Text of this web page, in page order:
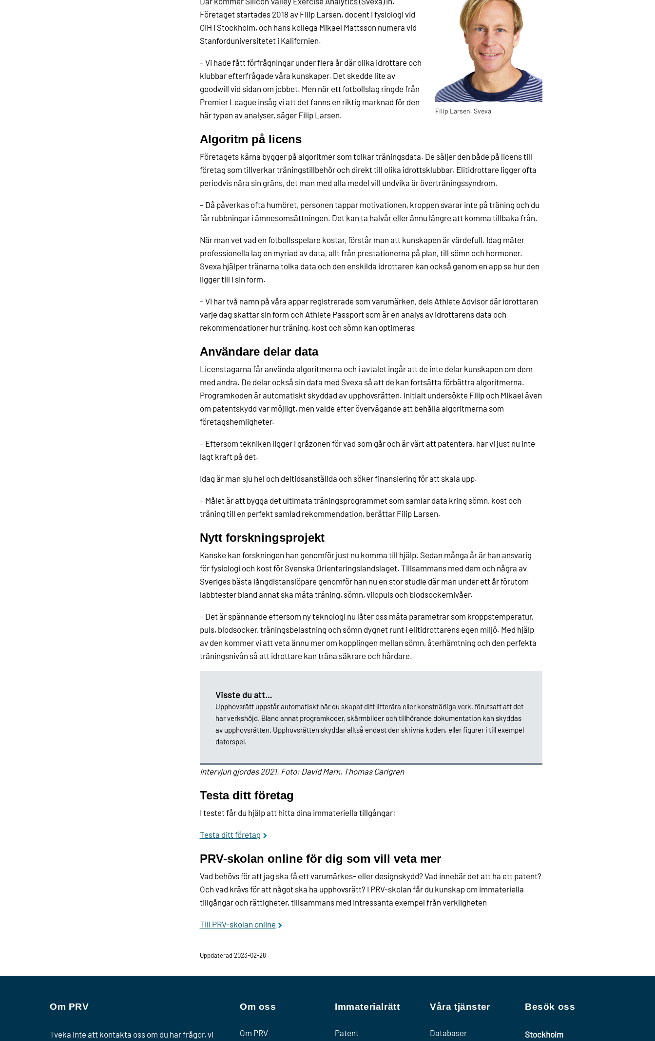
Filip Larsen, Svexa
Företaget startades 2018 av Filip Larsen, docent i fysiologi vid
GIH i Stockholm, och hans kollega Mikael Mattsson numera vid
Stanforduniversitetet i Kalifornien.
– Vi hade fått förfrågningar under flera år där olika idrottare och
klubbar efterfrågade våra kunskaper. Det skedde lite av
goodwill vid sidan om jobbet. Men när ett fotbollslag ringde från
Premier League insåg vi att det fanns en riktig marknad för den
här typen av analyser, säger Filip Larsen.
Algoritm på licens
Företagets kärna bygger på algoritmer som tolkar träningsdata. De säljer den både på licens till
företag som tillverkar träningstillbehör och direkt till olika idrottsklubbar. Elitidrottare ligger ofta
periodvis nära sin gräns, det man med alla medel vill undvika är överträningssyndrom.
– Då påverkas ofta humöret, personen tappar motivationen, kroppen svarar inte på träning och du
får rubbningar i ämnesomsättningen. Det kan ta halvår eller ännu längre att komma tillbaka från.
När man vet vad en fotbollsspelare kostar, förstår man att kunskapen är värdefull. Idag mäter
professionella lag en myriad av data, allt från prestationerna på plan, till sömn och hormoner.
Svexa hjälper tränarna tolka data och den enskilda idrottaren kan också genom en app se hur den
ligger till i sin form.
– Vi har två namn på våra appar registrerade som varumärken, dels Athlete Advisor där idrottaren
varje dag skattar sin form och Athlete Passport som är en analys av idrottarens data och
rekommendationer hur träning, kost och sömn kan optimeras
Användare delar data
Licenstagarna får använda algoritmerna och i avtalet ingår att de inte delar kunskapen om dem
med andra. De delar också sin data med Svexa så att de kan fortsätta förbättra algoritmerna.
Programkoden är automatiskt skyddad av upphovsrätten. Initialt undersökte Filip och Mikael även
om patentskydd var möjligt, men valde efter övervägande att behålla algoritmerna som
företagshemligheter.
– Eftersom tekniken ligger i gråzonen för vad som går och är värt att patentera, har vi just nu inte
lagt kraft på det.
Idag är man sju hel och deltidsanställda och söker finansiering för att skala upp.
– Målet är att bygga det ultimata träningsprogrammet som samlar data kring sömn, kost och
träning till en perfekt samlad rekommendation, berättar Filip Larsen.
Nytt forskningsprojekt
Kanske kan forskningen han genomför just nu komma till hjälp. Sedan många år är han ansvarig
för fysiologi och kost för Svenska Orienteringslandslaget. Tillsammans med dem och några av
Sveriges bästa långdistanslöpare genomför han nu en stor studie där man under ett år förutom
labbtester bland annat ska mäta träning, sömn, vilopuls och blodsockernivåer.
– Det är spännande eftersom ny teknologi nu låter oss mäta parametrar som kroppstemperatur,
puls, blodsocker, träningsbelastning och sömn dygnet runt i elitidrottarens egen miljö. Med hjälp
av den kommer vi att veta ännu mer om kopplingen mellan sömn, återhämtning och den perfekta
träningsnivån så att idrottare kan träna säkrare och hårdare.
Visste du att…
Upphovsrätt uppstår automatiskt när du skapat ditt litterära eller konstnärliga verk, förutsatt att det
har verkshöjd. Bland annat programkoder, skärmbilder och tillhörande dokumentation kan skyddas
av upphovsrätten. Upphovsrätten skyddar alltså endast den skrivna koden, eller figurer i till exempel
datorspel.
Intervjun gjordes 2021. Foto: David Mark, Thomas Carlgren
Testa ditt företag
I testet får du hjälp att hitta dina immateriella tillgångar:
Testa ditt företag
PRV-skolan online för dig som vill veta mer
Vad behövs för att jag ska få ett varumärkes- eller designskydd? Vad innebär det att ha ett patent?
Och vad krävs för att något ska ha upphovsrätt? I PRV-skolan får du kunskap om immateriella
tillgångar och rättigheter, tillsammans med intressanta exempel från verkligheten
Till PRV-skolan online
Uppdaterad 2023-02-28
Om PRV
Tveka inte att kontakta oss om du har frågor, vi
Om oss
Om PRV
Immaterialrätt
Patent
Våra tjänster
Databaser
Besök oss
Stockholm